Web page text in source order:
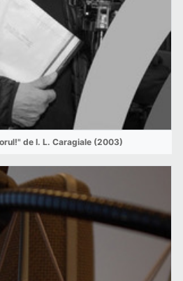
de I. L. Caragiale (2003)